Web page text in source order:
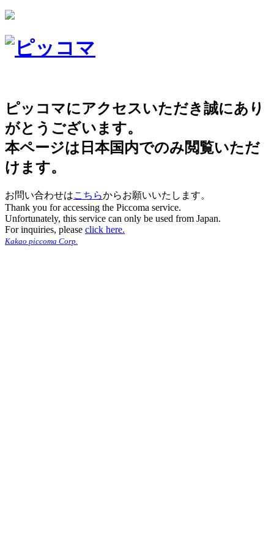
ピッコマにアクセスいただき誠にあり
がとうございます。
本ページは日本国内でのみ閲覧いただ
けます。
お問い合わせはこちらからお願いいたします。
Thank you for accessing the Piccoma service.
Unfortunately, this service can only be used from Japan.
For inquiries, please click here.
Kakao piccoma Corp.